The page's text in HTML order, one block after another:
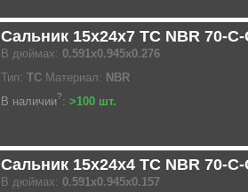
Сальник 15x24x7 TC NBR 70-C-
В дюймах: 0.591x0.945x0.276
Тип: TC Материал: NBR
В наличии?: >100 шт.
Сальник 15x24x4 TC NBR 70-C-
В дюймах: 0.591x0.945x0.157